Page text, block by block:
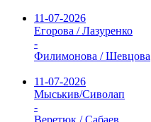
11-07-2026
Егорова / Лазуренко
-
Филимонова / Шевцова
11-07-2026
Мыськив/Сиволап
-